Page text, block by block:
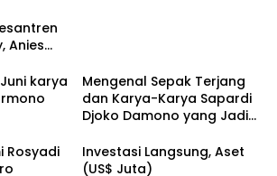
Anies
Aos
karya
Mengenal Sepak Terjang
dan Karya-Karya Sapardi
Djoko Damono yang Jadi
Rosyadi
Investasi Langsung, Aset
(US$ Juta)